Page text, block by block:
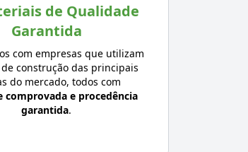
de Qualidade
Garantida
com empresas que utilizam
construção das principais
do mercado, todos com
comprovada e procedência
garantida.